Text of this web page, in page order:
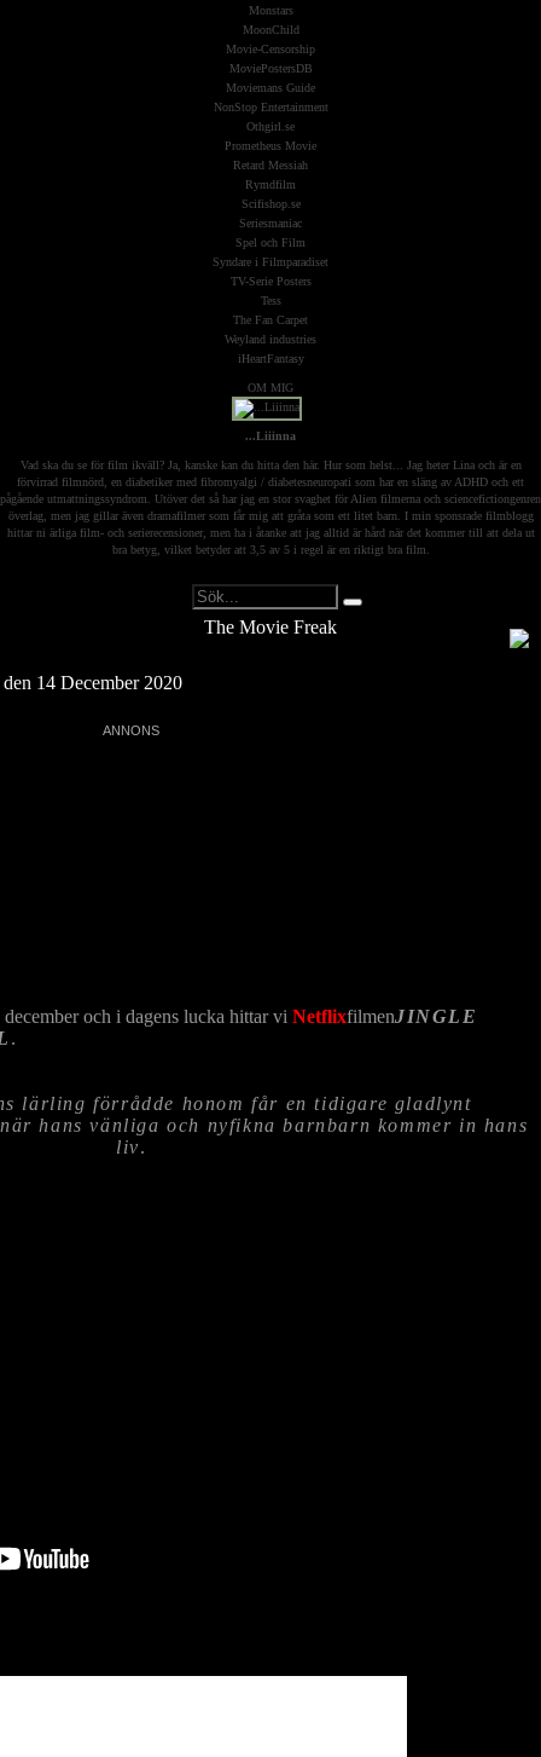
Monstars
MoonChild
Movie-Censorship
MoviePostersDB
Moviemans Guide
NonStop Entertainment
Othgirl.se
Prometheus Movie
Retard Messiah
Rymdfilm
Scifishop.se
Seriesmaniac
Spel och Film
Syndare i Filmparadiset
TV-Serie Posters
Tess
The Fan Carpet
Weyland industries
iHeartFantasy
OM MIG
...Liiinna
Vad ska du se för film ikväll? Ja, kanske kan du hitta den här. Hur som helst... Jag heter Lina och är en
förvirrad filmnörd, en diabetiker med fibromyalgi / diabetesneuropati som har en släng av ADHD och ett
pågående utmattningssyndrom. Utöver det så har jag en stor svaghet för Alien filmerna och sciencefictiongenren
överlag, men jag gillar även dramafilmer som får mig att gråta som ett litet barn. I min sponsrade filmblogg
hittar ni ärliga film- och serierecensioner, men ha i åtanke att jag alltid är hård när det kommer till att dela ut
bra betyg, vilket betyder att 3,5 av 5 i regel är en riktigt bra film.
The Movie Freak
14 December 2020
och i dagens lucka hittar vi NetflixfilmenJINGLE
.
lärling förrådde honom får en tidigare gladlynt
hans vänliga och nyfikna barnbarn kommer in hans
liv.